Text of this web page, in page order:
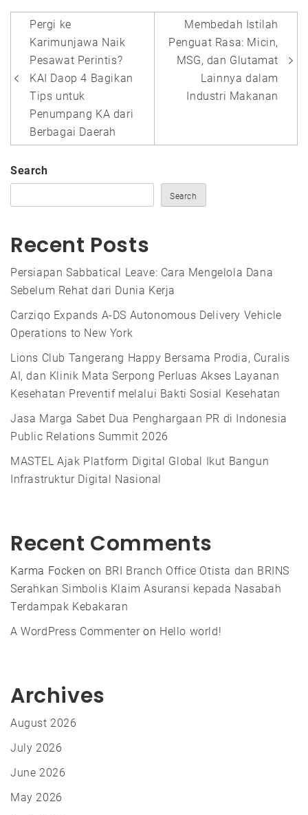
Post
navigation
Pergi ke
Karimunjawa Naik
Pesawat Perintis?
KAI Daop 4 Bagikan
Tips untuk
Penumpang KA dari
Berbagai Daerah
Membedah Istilah
Penguat Rasa: Micin,
MSG, dan Glutamat
Lainnya dalam
Industri Makanan
Search
Search
Recent Posts
Persiapan Sabbatical Leave: Cara Mengelola Dana
Sebelum Rehat dari Dunia Kerja
Carziqo Expands A-DS Autonomous Delivery Vehicle
Operations to New York
Lions Club Tangerang Happy Bersama Prodia, Curalis
AI, dan Klinik Mata Serpong Perluas Akses Layanan
Kesehatan Preventif melalui Bakti Sosial Kesehatan
Jasa Marga Sabet Dua Penghargaan PR di Indonesia
Public Relations Summit 2026
MASTEL Ajak Platform Digital Global Ikut Bangun
Infrastruktur Digital Nasional
Recent Comments
Karma Focken on BRI Branch Office Otista dan BRINS
Serahkan Simbolis Klaim Asuransi kepada Nasabah
Terdampak Kebakaran
A WordPress Commenteron Hello world!
Archives
August 2026
July 2026
June 2026
May 2026